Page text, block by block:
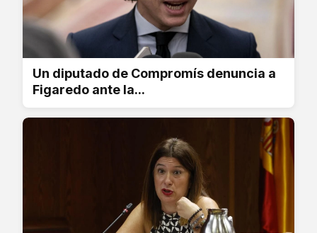
Un diputado de Compromís denuncia a
Figaredo ante la...